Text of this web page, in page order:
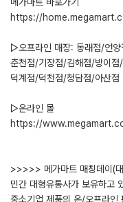
https://
▷오프라인 매장: 동래점/언
춘천점/기장점/김해점/방이
덕계점/덕천점/청담점/아산점
▷온라인 몰
https://
>>>>> 메가마트 매칭데이(
민간 대형유통사가 보유하고
중소기업 제품의 온/오프라인